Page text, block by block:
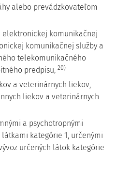
alebo prevádzkovateľom
elektronickej komunikačnej
komunikačnej služby a
telekomunikačného
predpisu, 20)
a veterinárnych liekov,
liekov a veterinárnych
a psychotropnými
kategórie 1, určenými
určených látok kategórie